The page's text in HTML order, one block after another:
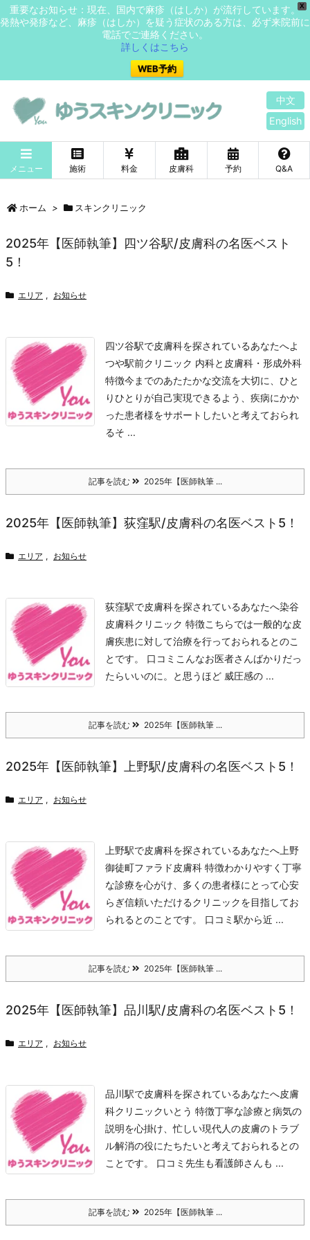
X
重要なお知らせ：現在、国内で麻疹（はしか）が流行しています。
発熱や発疹など、麻疹（はしか）を疑う症状のある方は、必ず来院前に
電話でご連絡ください。
詳しくはこちら
WEB予約
中文
English
メニュー 施術 料金 皮膚科 予約 Q&A
ホーム > スキンクリニック
2025年【医師執筆】四ツ谷駅/皮膚科の名医ベスト
5！
エリア , お知らせ
四ツ谷駅で皮膚科を探されているあなたへよ
つや駅前クリニック 内科と皮膚科・形成外科
特徴今までのあたたかな交流を大切に、ひと
りひとりが自己実現できるよう、疾病にかか
った患者様をサポートしたいと考えておられ
るそ ...
記事を読む 2025年【医師執筆 ...
2025年【医師執筆】荻窪駅/皮膚科の名医ベスト5！
エリア , お知らせ
荻窪駅で皮膚科を探されているあなたへ染谷
皮膚科クリニック 特徴こちらでは一般的な皮
膚疾患に対して治療を行っておられるとのこ
とです。 口コミ こんなお医者さんばかりだっ
たらいいのに。と思うほど 威圧感の ...
記事を読む 2025年【医師執筆 ...
2025年【医師執筆】上野駅/皮膚科の名医ベスト5！
エリア , お知らせ
上野駅で皮膚科を探されているあなたへ上野
御徒町ファラド皮膚科 特徴わかりやすく丁寧
な診療を心がけ、多くの患者様にとって心安
らぎ信頼いただけるクリニックを目指してお
られるとのことです。 口コミ 駅から近 ...
記事を読む 2025年【医師執筆 ...
2025年【医師執筆】品川駅/皮膚科の名医ベスト5！
エリア , お知らせ
品川駅で皮膚科を探されているあなたへ皮膚
科クリニックいとう 特徴丁寧な診療と病気の
説明を心掛け、忙しい現代人の皮膚のトラブ
ル解消の役にたちたいと考えておられるとの
ことです。 口コミ 先生も看護師さんも ...
記事を読む 2025年【医師執筆 ...